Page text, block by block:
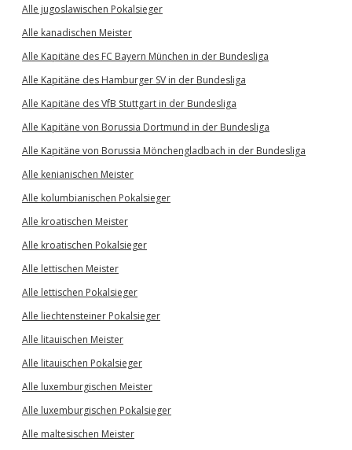
Alle jugoslawischen Pokalsieger
Alle kanadischen Meister
Alle Kapitäne des FC Bayern München in der Bundesliga
Alle Kapitäne des Hamburger SV in der Bundesliga
Alle Kapitäne des VfB Stuttgart in der Bundesliga
Alle Kapitäne von Borussia Dortmund in der Bundesliga
Alle Kapitäne von Borussia Mönchengladbach in der Bundesliga
Alle kenianischen Meister
Alle kolumbianischen Pokalsieger
Alle kroatischen Meister
Alle kroatischen Pokalsieger
Alle lettischen Meister
Alle lettischen Pokalsieger
Alle liechtensteiner Pokalsieger
Alle litauischen Meister
Alle litauischen Pokalsieger
Alle luxemburgischen Meister
Alle luxemburgischen Pokalsieger
Alle maltesischen Meister